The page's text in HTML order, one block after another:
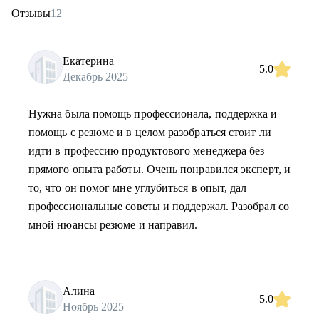
Отзывы12
Екатерина
Декабрь 2025
5.0
Нужна была помощь профессионала, поддержка и
помощь с резюме и в целом разобраться стоит ли
идти в профессию продуктового менеджера без
прямого опыта работы. Очень понравился эксперт, и
то, что он помог мне углубиться в опыт, дал
профессиональные советы и поддержал. Разобрал со
мной нюансы резюме и направил.
Алина
Ноябрь 2025
5.0